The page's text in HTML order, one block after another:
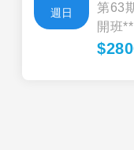
週日
第63
開班**